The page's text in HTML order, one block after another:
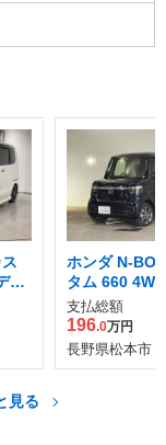
ィ
ホンダ N-
タム 660 4WD
支払総額
196.0万円
長野県松本市
見る